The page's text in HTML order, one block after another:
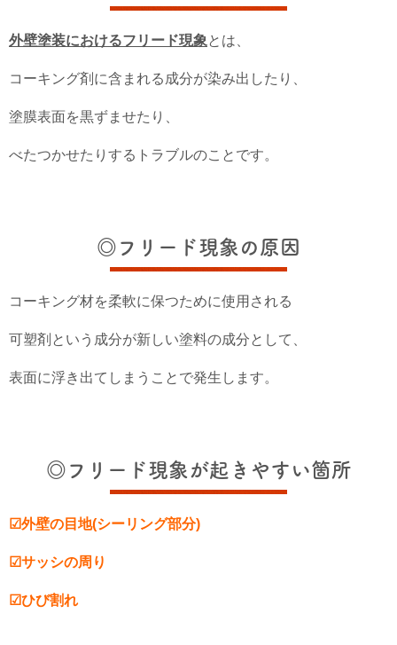
外壁塗装におけるフリード現象とは、
コーキング剤に含まれる成分が染み出したり、
塗膜表面を黒ずませたり、
べたつかせたりするトラブルのことです。
◎フリード現象の原因
コーキング材を柔軟に保つために使用される
可塑剤という成分が新しい塗料の成分として、
表面に浮き出てしまうことで発生します。
◎フリード現象が起きやすい箇所
☑外壁の目地(シーリング部分)
☑サッシの周り
☑ひび割れ